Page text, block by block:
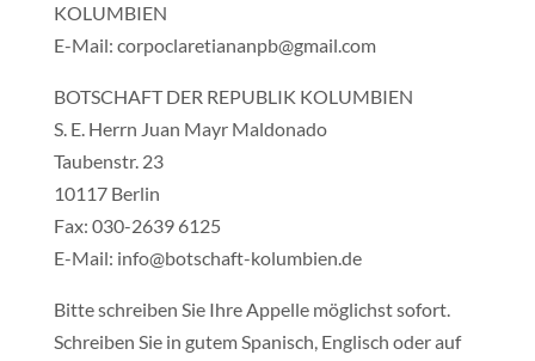
KOLUMBIEN
E-Mail: corpoclaretiananpb@gmail.com
BOTSCHAFT DER REPUBLIK KOLUMBIEN
S. E. Herrn Juan Mayr Maldonado
Taubenstr. 23
10117 Berlin
Fax: 030-2639 6125
E-Mail: info@botschaft-kolumbien.de
Bitte schreiben Sie Ihre Appelle möglichst sofort.
Schreiben Sie in gutem Spanisch, Englisch oder auf